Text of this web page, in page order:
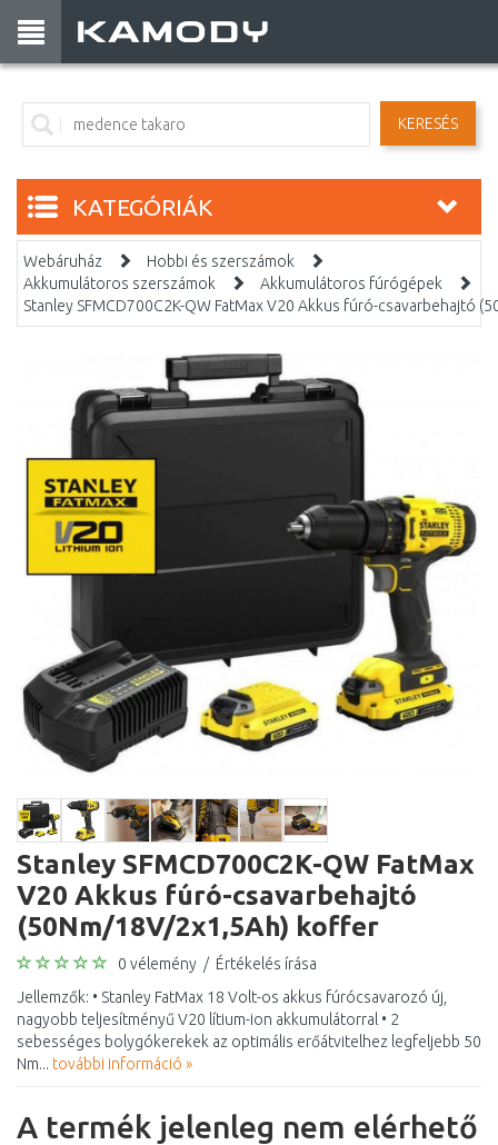
KERESÉS
KATEGÓRIÁK
Webáruház
Hobbi és szerszámok
Akkumulátoros szerszámok
Akkumulátoros fúrógépek
Stanley SFMCD700C2K-QW FatMax V20 Akkus fúró-csavarbehajtó
Stanley SFMCD700C2K-QW FatMax
V20 Akkus fúró-csavarbehajtó
(50Nm/18V/2x1,5Ah) koffer
0 vélemény / Értékelés írása
Jellemzők: • Stanley FatMax 18 Volt-os akkus fúrócsavarozó új,
nagyobb teljesítményű V20 lítium-ion akkumulátorral • 2
sebességes bolygókerekek az optimális erőátvitelhez legfeljebb 50
Nm... további információ »
A termék jelenleg nem elérhető